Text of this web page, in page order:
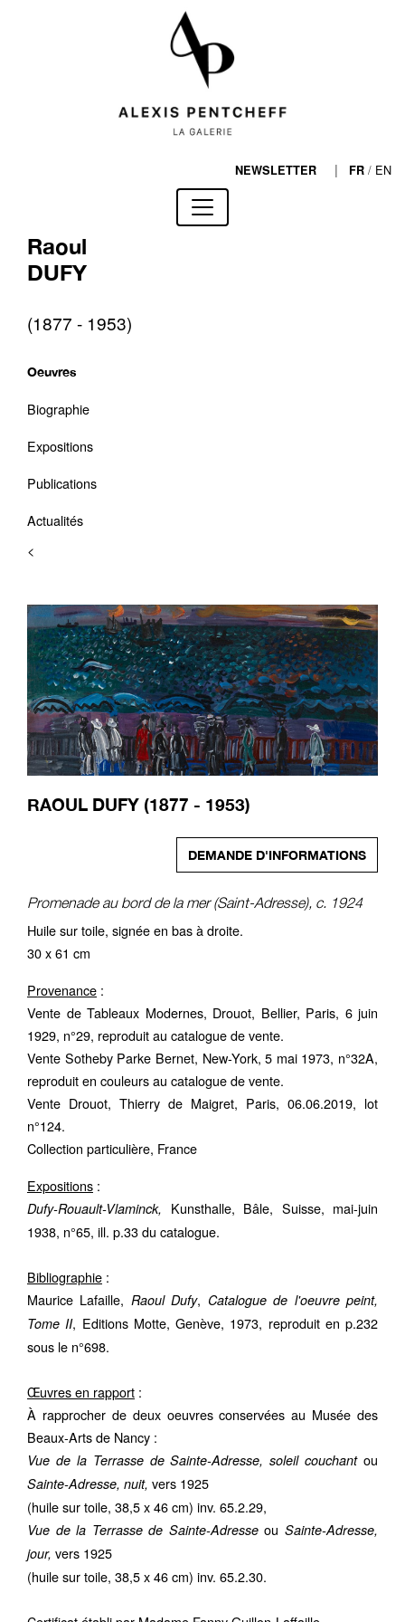
NEWSLETTER | FR / EN
Raoul
DUFY
(1877 - 1953)
Oeuvres
Biographie
Expositions
Publications
Actualités
<
RAOUL DUFY (1877 - 1953)
DEMANDE D'INFORMATIONS
Promenade au bord de la mer (Saint-Adresse), c. 1924
Huile sur toile, signée en bas à droite.
30 x 61 cm
Provenance :
Vente de Tableaux Modernes, Drouot, Bellier, Paris, 6 juin
1929, n°29, reproduit au catalogue de vente.
Vente Sotheby Parke Bernet, New-York, 5 mai 1973, n°32A,
reproduit en couleurs au catalogue de vente.
Vente Drouot, Thierry de Maigret, Paris, 06.06.2019, lot
n°124.
Collection particulière, France
Expositions :
Dufy-Rouault-Vlaminck, Kunsthalle, Bâle, Suisse, mai-juin
1938, n°65, ill. p.33 du catalogue.
Bibliographie :
Maurice Lafaille, Raoul Dufy, Catalogue de l'oeuvre peint,
Tome II, Editions Motte, Genève, 1973, reproduit en p.232
sous le n°698.
Œuvres en rapport :
À rapprocher de deux oeuvres conservées au Musée des
Beaux-Arts de Nancy :
Vue de la Terrasse de Sainte-Adresse, soleil couchantou
Sainte-Adresse, nuit, vers 1925
(huile sur toile, 38,5 x 46 cm) inv. 65.2.29,
Vue de la Terrasse de Sainte-AdresseouSainte-Adresse,
jour, vers 1925
(huile sur toile, 38,5 x 46 cm) inv. 65.2.30.